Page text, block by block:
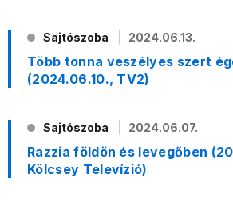
Sajtószoba 2024.06.13.
Több tonna veszélyes szert
(2024.06.10., TV2)
Sajtószoba 2024.06.07.
Razzia földön és levegőben
Kölcsey Televízió)